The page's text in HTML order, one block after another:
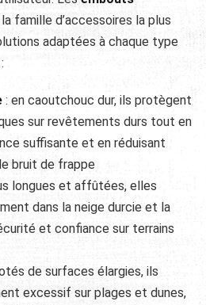
famille d’accessoires la plus
adaptées à chaque type
: en caoutchouc dur, ils protègent
sur revêtements durs tout en
suffisante et en réduisant
bruit de frappe
longues et affûtées, elles
dans la neige durcie et la
et confiance sur terrains
de surfaces élargies, ils
excessif sur plages et dunes,